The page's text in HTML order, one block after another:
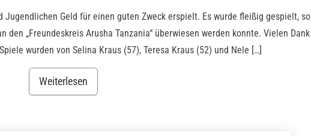
Geld für einen guten Zweck erspielt. Es wurde fleißig gespielt, so
den „Freundeskreis Arusha Tanzania“ überwiesen werden konnte. Vielen Dank
wurden von Selina Kraus (57), Teresa Kraus (52) und Nele […]
Weiterlesen